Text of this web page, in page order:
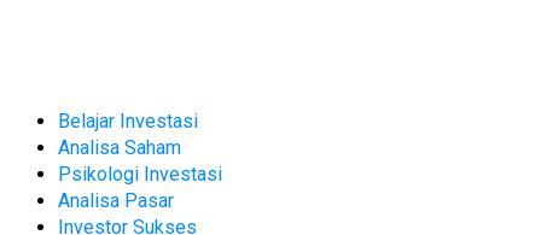
Belajar Investasi
Analisa Saham
Psikologi Investasi
Analisa Pasar
Investor Sukses